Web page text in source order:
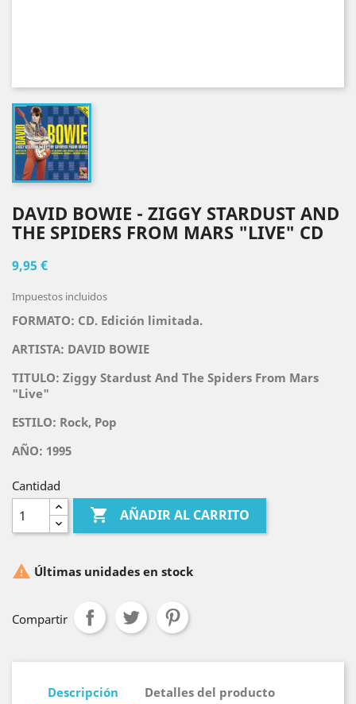
DAVID BOWIE - ZIGGY STARDUST AND
THE SPIDERS FROM MARS "LIVE" CD
9,95 €
Impuestos incluidos
FORMATO: CD. Edición limitada.
ARTISTA: DAVID BOWIE
TITULO: Ziggy Stardust And The Spiders From Mars
"Live"
ESTILO: Rock, Pop
AÑO: 1995
Cantidad
 AÑADIR AL CARRITO
 Últimas unidades en stock
Compartir
Descripción Detalles del producto